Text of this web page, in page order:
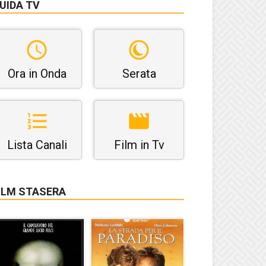
TV
Ora in Onda Serata
Lista Canali Film in Tv
STASERA